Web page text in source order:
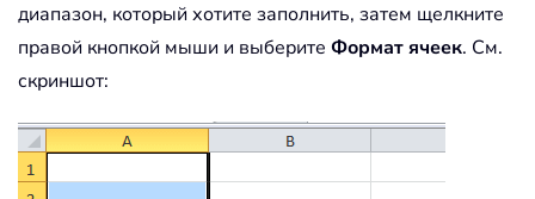
диапазон, который хотите заполнить, затем щелкните
правой кнопкой мыши и выберите Формат ячеек. См.
скриншот: